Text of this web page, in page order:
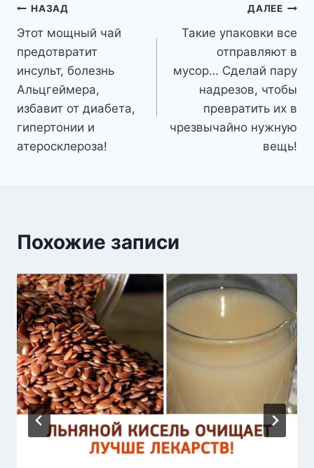
Навигация
по
записям
НАЗАД
Этот мощный чай
предотвратит
инсульт, болезнь
Альцгеймера,
избавит от диабета,
гипертонии и
атеросклероза!
ДАЛЕЕ
Такие упаковки все
отправляют в
мусор… Сделай пару
надрезов, чтобы
превратить их в
чрезвычайно нужную
вещь!
Похожие записи